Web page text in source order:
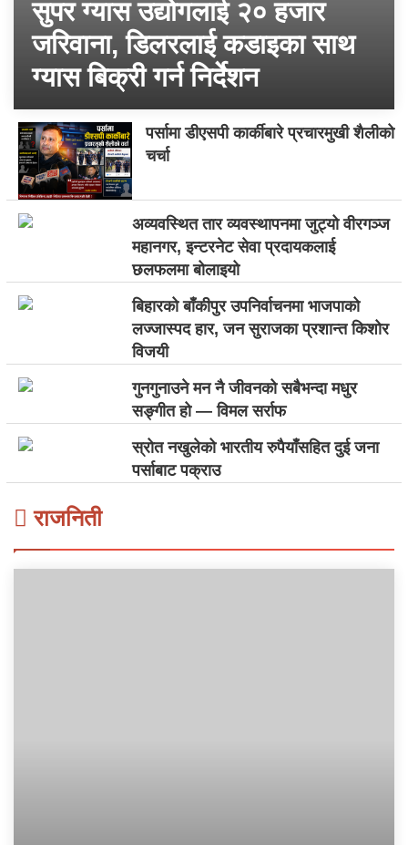
सुपर ग्यास उद्योगलाई २० हजार
जरिवाना, डिलरलाई कडाइका साथ
ग्यास बिक्री गर्न निर्देशन
पर्सामा डीएसपी कार्कीबारे प्रचारमुखी शैलीको
चर्चा
अव्यवस्थित तार व्यवस्थापनमा जुट्यो वीरगञ्ज
महानगर, इन्टरनेट सेवा प्रदायकलाई
छलफलमा बोलाइयो
बिहारको बाँकीपुर उपनिर्वाचनमा भाजपाको
लज्जास्पद हार, जन सुराजका प्रशान्त किशोर
विजयी
गुनगुनाउने मन नै जीवनको सबैभन्दा मधुर
सङ्गीत हो — विमल सर्राफ
स्रोत नखुलेको भारतीय रुपैयाँसहित दुई जना
पर्साबाट पक्राउ
राजनिती